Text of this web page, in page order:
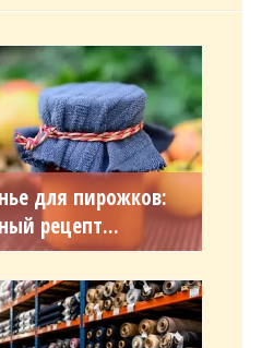
для пирожков:
рецепт...